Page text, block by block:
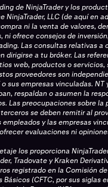
de NinjaTrader y los
NinjaTrader, LLC (de aquí en
ni la venta de valores,
ni ofrece consejos de
Las consultas relativas a
dirigirse a tu bróker. Las
web, productos o servicios,
proveedores son
sus empresas vinculadas. NT
respaldan o asumen la
Las preocupaciones sobre la
se deben remitir al
y las empresas
evaluaciones ni
los proporciona
Tradovate y Kraken
registrado en la Comisión
Básicos (CFTC, por sus siglas